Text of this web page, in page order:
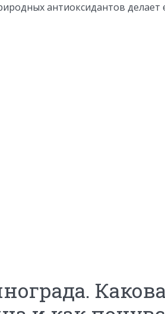
антиоксидантов делает
Какова